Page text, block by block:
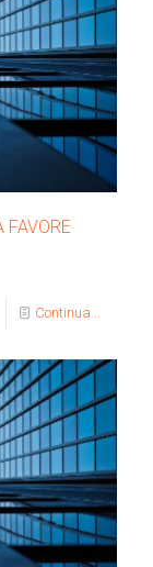
FAVORE
Continua...